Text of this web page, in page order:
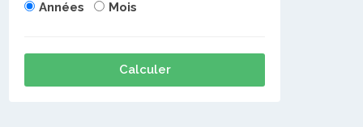
Années Mois
Calculer